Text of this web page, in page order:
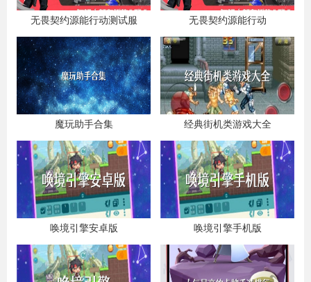
无畏契约源能行动测试服 无畏契约源能行动
魔玩助手合集 经典街机类游戏大全
唤境引擎安卓版 唤境引擎手机版